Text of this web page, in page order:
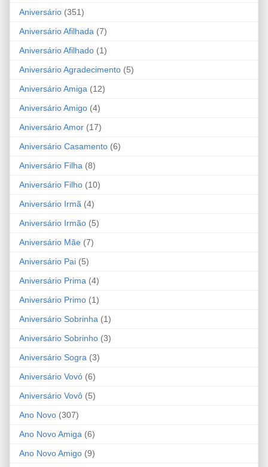
Aniversário (351)
Aniversário Afilhada (7)
Aniversário Afilhado (1)
Aniversário Agradecimento (5)
Aniversário Amiga (12)
Aniversário Amigo (4)
Aniversário Amor (17)
Aniversário Casamento (6)
Aniversário Filha (8)
Aniversário Filho (10)
Aniversário Irmã (4)
Aniversário Irmão (5)
Aniversário Mãe (7)
Aniversário Pai (5)
Aniversário Prima (4)
Aniversário Primo (1)
Aniversário Sobrinha (1)
Aniversário Sobrinho (3)
Aniversário Sogra (3)
Aniversário Vovó (6)
Aniversário Vovô (5)
Ano Novo (307)
Ano Novo Amiga (6)
Ano Novo Amigo (9)